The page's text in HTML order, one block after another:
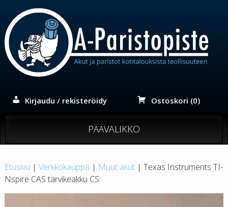
sisältöön
Kirjaudu / rekisteröidy Ostoskori (0)
PÄÄVALIKKO
Etusivu | Verkkokauppa | Muut akut| Texas Instruments TI-
Nspire CAS tarvikeakku CS